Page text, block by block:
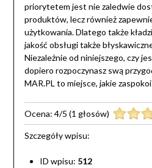
priorytetem jest nie zaledwie
produktów, lecz również
użytkowania. Dlatego także
jakość obsługi także
Niezależnie od niniejszego, czy
dopiero rozpoczynasz swą
MAR.PL to miejsce, jakie
Ocena: 4/5 (1 głosów)
Szczegóły wpisu:
ID wpisu: 512